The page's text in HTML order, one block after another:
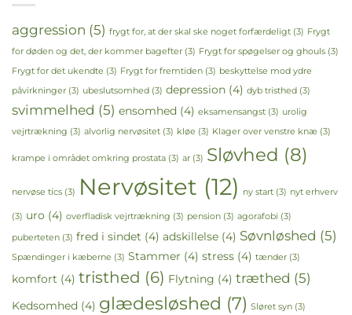
aggression (5) frygt for, at der skal ske noget forfærdeligt (3) Frygt
for døden og det, der kommer bagefter (3) Frygt for spøgelser og ghouls (3)
Frygt for det ukendte (3) Frygt for fremtiden (3) beskyttelse mod ydre
påvirkninger (3) ubeslutsomhed (3) depression (4) dyb tristhed (3)
svimmelhed (5) ensomhed (4) eksamensangst (3) urolig
vejrtrækning (3) alvorlig nervøsitet (3) kløe (3) Klager over venstre knæ (3)
krampe i området omkring prostata (3) ar (3) Sløvhed (8)
nervøse tics (3) Nervøsitet (12) ny start (3) nyt erhverv
(3) uro (4) overfladisk vejrtrækning (3) pension (3) agorafobi (3)
puberteten (3) fred i sindet (4) adskillelse (4) Søvnløshed (5)
Spændinger i kæberne (3) Stammer (4) stress (4) tænder (3)
komfort (4) tristhed (6) Flytning (4) træthed (5)
Kedsomhed (4) glædesløshed (7) Sløret syn (3)